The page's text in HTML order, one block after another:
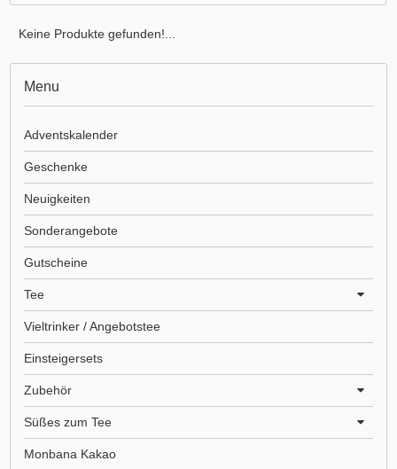
Keine Produkte gefunden!...
Menu
Adventskalender
Geschenke
Neuigkeiten
Sonderangebote
Gutscheine
Tee
Vieltrinker / Angebotstee
Einsteigersets
Zubehör
Süßes zum Tee
Monbana Kakao